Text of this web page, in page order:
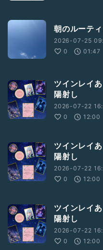
朝のルーテ
2026-07-25
0
01:47
ツインレイ
陽射し
2026-07-22
0
12:00
ツインレイ
陽射し
2026-07-22
0
12:00
ツインレイ
陽射し
2026-07-22
0
12:00